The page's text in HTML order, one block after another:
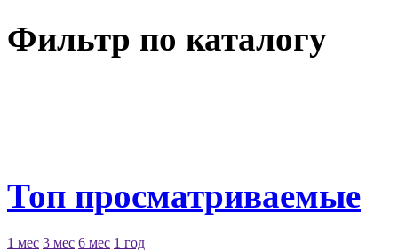
Фильтр по каталогу
Топ просматриваемые
1 мес 3 мес 6 мес 1 год